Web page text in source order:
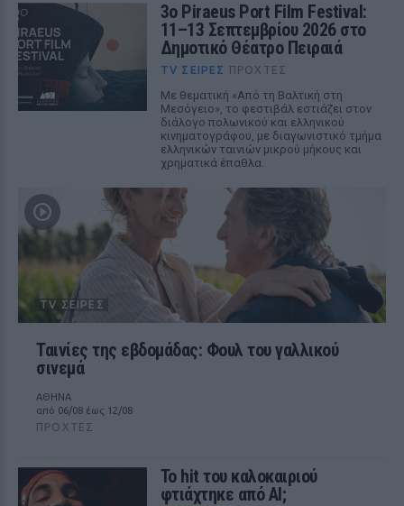
3ο Piraeus Port Film Festival:
11–13 Σεπτεμβρίου 2026 στο
Δημοτικό Θέατρο Πειραιά
TV ΣΕΙΡΈΣ ΠΡΟΧΤΈΣ
Με θεματική «Από τη Βαλτική στη
Μεσόγειο», το φεστιβάλ εστιάζει στον
διάλογο πολωνικού και ελληνικού
κινηματογράφου, με διαγωνιστικό τμήμα
ελληνικών ταινιών μικρού μήκους και
χρηματικά έπαθλα.
TV ΣΕΙΡΈΣ
Ταινίες της εβδομάδας: Φουλ του γαλλικού
σινεμά
ΑΘΗΝΑ
από 06/08 έως 12/08
ΠΡΟΧΤΈΣ
Το hit του καλοκαιριού
φτιάχτηκε από AI;